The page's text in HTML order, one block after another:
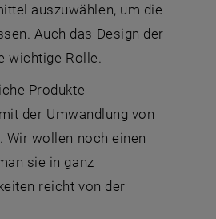
auszuwählen, um die
Auch das Design der
wichtige Rolle.
Produkte
der Umwandlung von
Wir wollen noch einen
sie in ganz
reicht von der